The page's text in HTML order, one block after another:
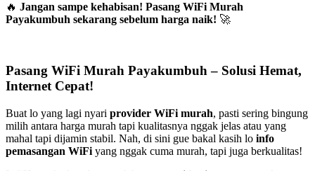
🔥 Jangan sampe kehabisan! Pasang WiFi Murah
Payakumbuh sekarang sebelum harga naik! 🚀
Pasang WiFi Murah Payakumbuh – Solusi Hemat,
Internet Cepat!
Buat lo yang lagi nyari provider WiFi murah, pasti sering bingung
milih antara harga murah tapi kualitasnya nggak jelas atau yang
mahal tapi dijamin stabil. Nah, di sini gue bakal kasih lo info
pemasangan WiFi yang nggak cuma murah, tapi juga berkualitas!